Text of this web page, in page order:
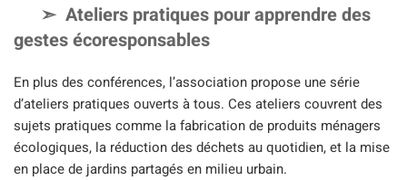
Ateliers pratiques pour apprendre des
gestes écoresponsables
En plus des conférences, l’association propose une série
d’ateliers pratiques ouverts à tous. Ces ateliers couvrent des
sujets pratiques comme la fabrication de produits ménagers
écologiques, la réduction des déchets au quotidien, et la mise
en place de jardins partagés en milieu urbain.